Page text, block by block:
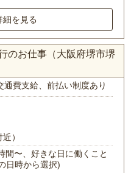
細を見る
のお仕事（大阪府堺市堺
通費支給、前払い制度あり
）
間〜、好きな日に働くこと
日時から選択)